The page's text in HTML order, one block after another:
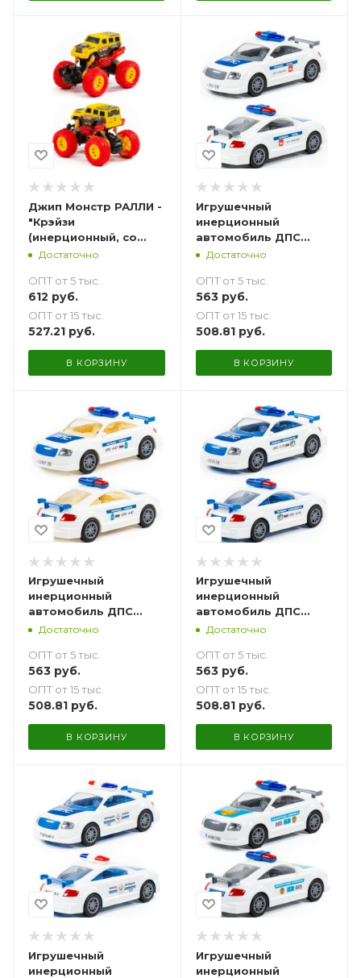
Джип Монстр РАЛЛИ -
"Крэйзи
(инерционный, со
светом и звуком)
Достаточно
ОПТ от 5 тыс.
612 руб.
ОПТ от 15 тыс.
527.21 руб.
В КОРЗИНУ
Игрушечный
инерционный
автомобиль ДПС
Пермь - 27 см
Достаточно
ОПТ от 5 тыс.
563руб.
ОПТ от 15 тыс.
508.81руб.
В КОРЗИНУ
Игрушечный
инерционный
автомобиль ДПС
Самара - 27 см
Достаточно
ОПТ от 5 тыс.
563 руб.
ОПТ от 15 тыс.
508.81 руб.
В КОРЗИНУ
Игрушечный
инерционный
автомобиль ДПС
Новосибирск - 27 см
Достаточно
ОПТ от 5 тыс.
563руб.
ОПТ от 15 тыс.
508.81руб.
В КОРЗИНУ
Игрушечный
инерционный
Игрушечный
инерционный